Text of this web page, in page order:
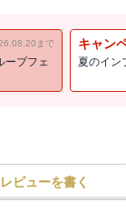
ることはビジネス
者コミュニティを立
れもまた何をして
はそれぞれコミュニ
ることでしょう。
大事にしっかりと
んこれから目指す
まで
ープフェ
キャン
夏のイン
レビューを書く